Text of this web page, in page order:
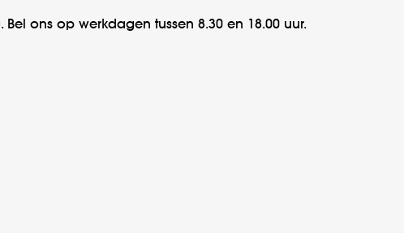
ons op werkdagen tussen 8.30 en 18.00 uur.